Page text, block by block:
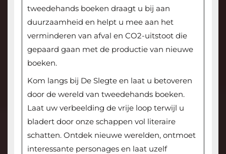
tweedehands boeken draagt u bij aan
duurzaamheid en helpt u mee aan het
verminderen van afval en CO2-uitstoot die
gepaard gaan met de productie van nieuwe
boeken.
Kom langs bij De Slegte en laat u betoveren
door de wereld van tweedehands boeken.
Laat uw verbeelding de vrije loop terwijl u
bladert door onze schappen vol literaire
schatten. Ontdek nieuwe werelden, ontmoet
interessante personages en laat uzelf